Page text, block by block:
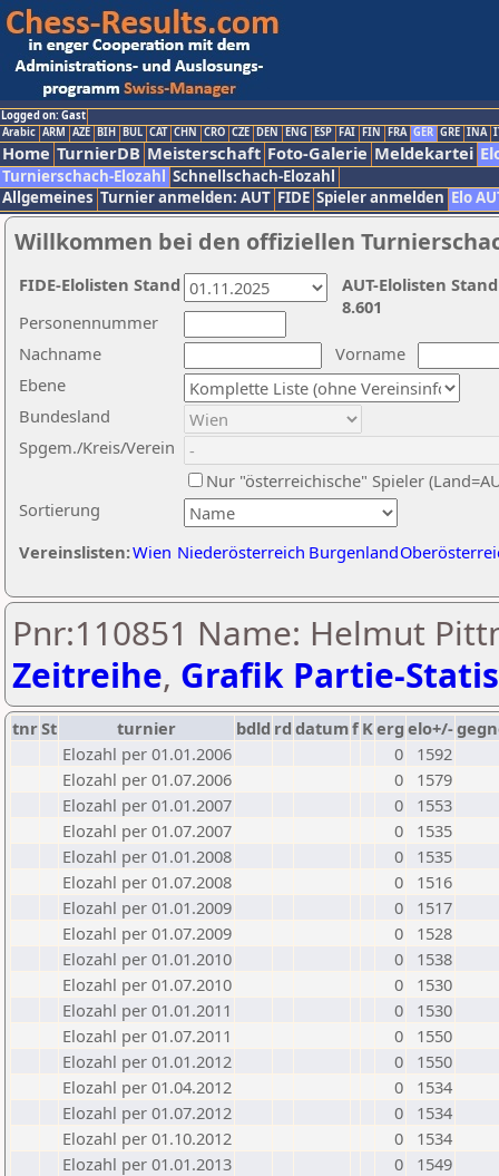
Logged on: Gast
Arabic ARM AZE BIH BUL CAT CHN CRO CZE DEN ENG ESP FAI FIN FRA GER GRE INA
Home TurnierDB Meisterschaft Foto-Galerie Meldekartei
Turnierschach-Elozahl Schnellschach-Elozahl
Allgemeines Turnier anmelden: AUT FIDE Spieler anmelden Elo
Willkommen bei den offiziellen
Nachname
Vorname
Ebene
Sortierung
Personennummer
Bundesland
Spgem./Kreis/Verein
Nur "österreichische" Spieler
Vereinslisten:Wien Niederösterreich Burgenland
AUT-Elolisten
8.601
FIDE-Elolisten Stand
Pnr:110851 Name: Helmut
Zeitreihe, Grafik Partie-
tnrSt turnier bdld rd datumf Kerg elo+/-
Elozahl per 01.01.2006
0
1592
Elozahl per 01.07.2006
0
1579
Elozahl per 01.01.2007
0
1553
Elozahl per 01.07.2007
0
1535
Elozahl per 01.01.2008
0
1535
Elozahl per 01.07.2008
0
1516
Elozahl per 01.01.2009
0
1517
Elozahl per 01.07.2009
0
1528
Elozahl per 01.01.2010
0
1538
Elozahl per 01.07.2010
0
1530
Elozahl per 01.01.2011
0
1530
Elozahl per 01.07.2011
0
1550
Elozahl per 01.01.2012
0
1550
Elozahl per 01.04.2012
0
1534
Elozahl per 01.07.2012
0
1534
Elozahl per 01.10.2012
0
1534
Elozahl per 01.01.2013
0
1549